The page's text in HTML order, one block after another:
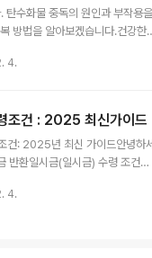
탄수화물 중독의 원인과 부작용을
방법을 알아보겠습니다.건강한
물 중독의 정의와 원인탄수화물
적, 심리적 요소가 얽혀 있는 개념
한 의존성을 의미합니다. 간단히
때 느껴지는 쾌감이 매우 강해지
나쁜 식습관, 사회적 압박, 스트
4.
조건 : 2025 최신가이드
건: 2025년 최신 가이드안녕하세
반환일시금(일시금) 수령 조건과
제도이지만, 가입 기간을 채우지
4.